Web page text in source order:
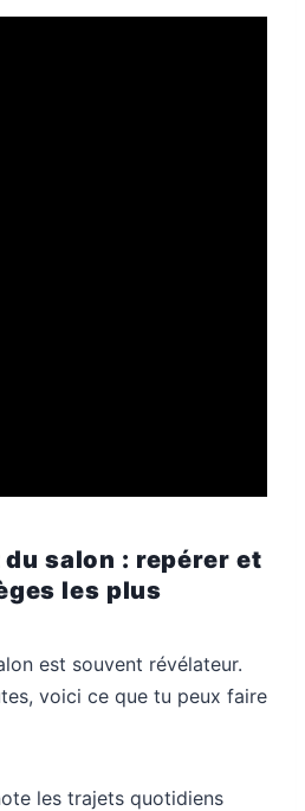
salon : repérer et
les plus
est souvent révélateur.
voici ce que tu peux faire
les trajets quotidiens